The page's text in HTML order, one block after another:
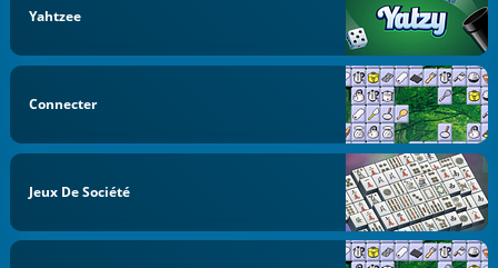
Yahtzee
Connecter
Jeux De Société